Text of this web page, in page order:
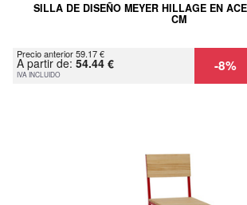
SILLA DE DISEÑO MEYER HILLAGE EN
CM
Precio anterior 59.17 €
A partir de: 54.44 €
IVA INCLUIDO -8%